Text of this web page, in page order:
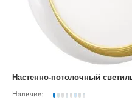
Наличие: